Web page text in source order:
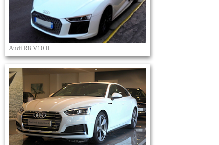
Audi R8 V10 II